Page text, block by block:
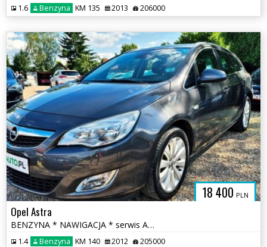
1.6 Benzyna KM 135 2013 206000
18 400 PLN
Opel Astra
BENZYNA * NAWIGACJA * serwis ASO Opel * super * OKAZJA * polecamy
1.4 Benzyna KM 140 2012 205000